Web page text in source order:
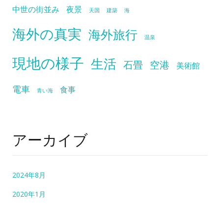
中世の街並み
夜景 天国 建築 海
海外の真実 海外旅行 温泉
現地の様子 生活 石畳 空港 美術館
電車 青い海 食事
アーカイブ
2024年8月
2020年1月